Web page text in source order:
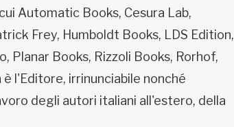
Automatic Books, Cesura Lab,
Frey, Humboldt Books, LDS Edition,
Books, Rizzoli Books, Rorhof,
l'Editore, irrinunciabile nonché
degli autori italiani all'estero, della